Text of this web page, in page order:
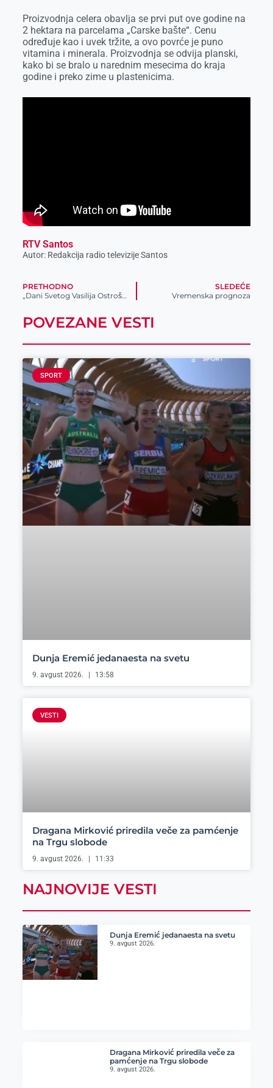
Proizvodnja celera obavlja se prvi put ove godine na
2 hektara na parcelama „Carske bašte“. Cenu
određuje kao i uvek tržite, a ovo povrće je puno
vitamina i minerala. Proizvodnja se odvija planski,
kako bi se bralo u narednim mesecima do kraja
godine i preko zime u plastenicima.
RTV Santos
Autor: Redakcija radio televizije Santos
PRETHODNO
„Dani Svetog Vasilija Ostroškog“ u Vojvoda Stepi
SLEDEĆE
Vremenska prognoza
POVEZANE VESTI
SPORT
Dunja Eremić jedanaesta na svetu
9. avgust 2026. 13:58
VESTI
Dragana Mirković priredila veče za pamćenje
na Trgu slobode
9. avgust 2026. 11:33
NAJNOVIJE VESTI
Dunja Eremić jedanaesta na svetu
9. avgust 2026.
Dragana Mirković priredila veče za
pamćenje na Trgu slobode
9. avgust 2026.